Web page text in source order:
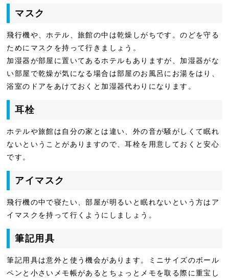
マスク
飛行機や、ホテル、旅館の中は乾燥しがちです。のどを守る
ためにマスクを持って行きましょう。
加湿器が部屋に置いてあるホテルもありますが、加湿器がな
い部屋で乾燥が気になる場合は部屋のお風呂にお湯をはり、
浴室のドアをあけておくと加湿器代わりになります。
耳栓
ホテルや旅館は自分の家とは違い、外の音が騒がしくて眠れ
ないということがありますので、耳栓を用意しておくと安心
です。
アイマスク
飛行機の中で寝たい、部屋が明るいと眠れないという方はア
イマスクを持って行くようにしましょう。
筆記用具
筆記用具は意外と使う機会があります。ミニサイズのボール
ペンと小さいメモ帳があるとちょっとメモを取る際に重宝し